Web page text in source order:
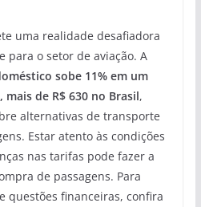
uma realidade desafiadora
para o setor de aviação. A
sobe 11% em um
de R$ 630 no Brasil,
alternativas de transporte
Estar atento às condições
nas tarifas pode fazer a
de passagens. Para
questões financeiras, confira